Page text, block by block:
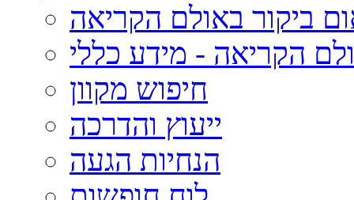
ביקור באולם הקריאה
הקריאה - מידע כללי
חיפוש מקוון
ייעוץ והדרכה
הנחיות הגעה